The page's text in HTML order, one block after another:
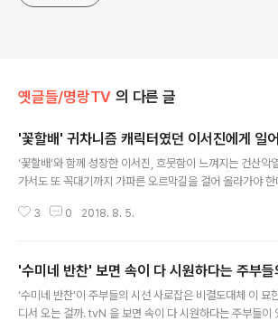
옛글들/명랑TV 의 다른 글
'꽃할배' 귀차니즘 캐릭터였던 이서진에게 일
‘꽃할배’와 함께 성장한 이서진, 흐뭇함이 느껴지는 건산악
가서도 또 꼭대기까지 가파른 오르막길을 걸어 올라가야
고 있는 동안, 이서진은 몸이 불편한 백일섭과 함께 걷는다.
고 오른다. 이서진은 그 곳의 걸어야할 오르막길을 알고는 “
생각했다고 했다. 몸이 불편한 백일섭 때문이었다. 그는 백
거라 생각했지만, 그건 오산이었다. 인터뷰에서 백일섭은 “
3 0 2018. 8. 5.
'수미네 반찬' 보면 속이 다 시원하다는 주부들
‘수미네 반찬’이 주부들의 시선 사로잡은 비결도대체 이 묘
디서 오는 걸까. tvN 을 보면 속이 다 시원하다는 주부들이